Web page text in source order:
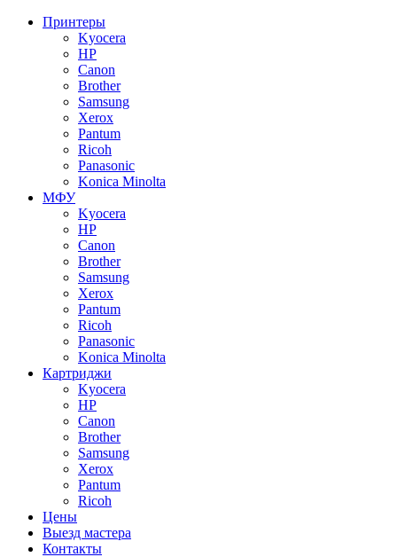
Принтеры
Kyocera
HP
Canon
Brother
Samsung
Xerox
Pantum
Ricoh
Panasonic
Konica Minolta
МФУ
Kyocera
HP
Canon
Brother
Samsung
Xerox
Pantum
Ricoh
Panasonic
Konica Minolta
Картриджи
Kyocera
HP
Canon
Brother
Samsung
Xerox
Pantum
Ricoh
Цены
Выезд мастера
Контакты